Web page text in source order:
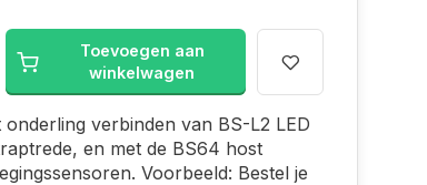
Toevoegen aan
winkelwagen
verbinden van BS-L2 LED
en met de BS64 host
Voorbeeld: Bestel je